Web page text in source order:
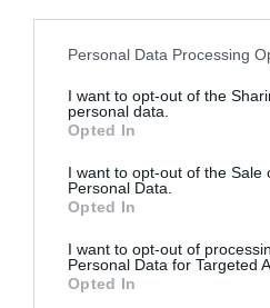
Please note that this website/
not limited to your visit or usage
grant or deny consent to Google
use your data for below
consent section.
Personal Data Processing
I want to opt-out of the
personal data.
Opted In
I want to opt-out of the Sale
Personal Data.
Opted In
I want to opt-out of
Personal Data for Targeted
Opted In
"Az egri közgyűlésben a
ha az ellenzék bírálta
a KLIK működését, a
már a minisztérium is
gondokat, akkor az volt
voltak problémák, de a
mindent megold és